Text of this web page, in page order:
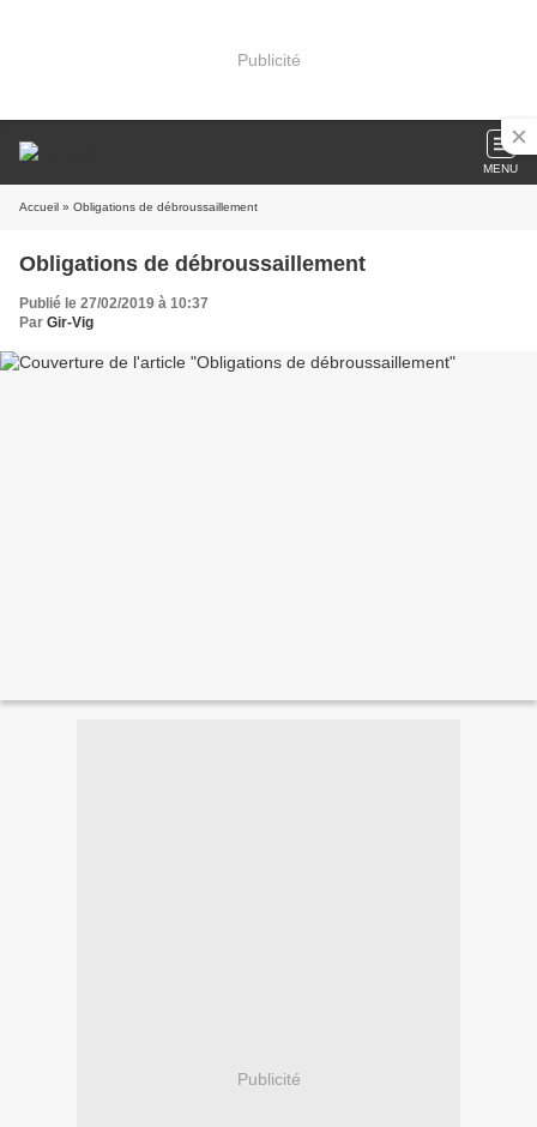
Publicité
MENU
Accueil » Obligations de débroussaillement
Obligations de débroussaillement
Publié le 27/02/2019 à 10:37
Par Gir-Vig
Publicité